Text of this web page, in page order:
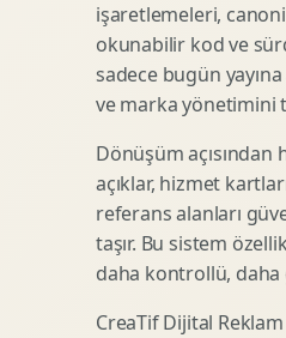
Shopify Tasarim
Woocommerce Tasarim
Eticaret UX Optimizasyonu
Kategori Sayfasi Tasarimi
Sepet Odeme UX
Eticaret SEO Altyapisi
işaretlemeleri,
okunabilir kod ve
sadece bugün
ve marka yönetimini
Dönüşüm
açıklar, hizmet
referans alanları
taşır. Bu sistem
daha kontrollü,
CreaTif Dijital Reklam